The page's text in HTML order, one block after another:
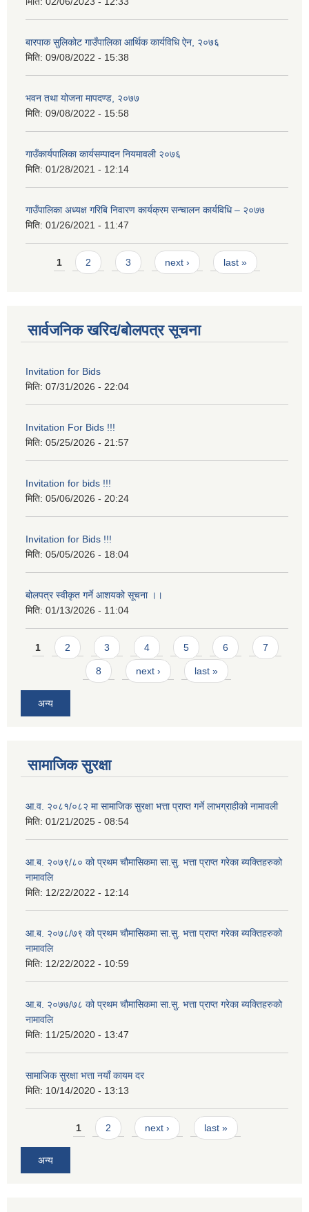
बारपाक सुलिकोट गाउँपालिका आर्थिक कार्यविधि ऐन, २०७६
मिति: 09/08/2022 - 15:38
भवन तथा योजना मापदण्ड, २०७७
मिति: 09/08/2022 - 15:58
गाउँकार्यपालिका कार्यसम्पादन नियमावली २०७६
मिति: 01/28/2021 - 12:14
गाउँपालिका अध्यक्ष गरिबि निवारण कार्यक्रम सन्चालन कार्यविधि – २०७७
मिति: 01/26/2021 - 11:47
Pages
1 2 3 next › last »
सार्वजनिक खरिद/बोलपत्र सूचना
Invitation for Bids
मिति: 07/31/2026 - 22:04
Invitation For Bids !!!
मिति: 05/25/2026 - 21:57
Invitation for bids !!!
मिति: 05/06/2026 - 20:24
Invitation for Bids !!!
मिति: 05/05/2026 - 18:04
बोलपत्र स्वीकृत गर्ने आशयको सूचना ।।
मिति: 01/13/2026 - 11:04
Pages
1 2 3 4 5 6 7
8 next › last »
अन्य
सामाजिक सुरक्षा
आ.व. २०८१/०८२ मा सामाजिक सुरक्षा भत्ता प्राप्त गर्ने लाभग्राहीको नामावली
मिति: 01/21/2025 - 08:54
आ.ब. २०७९/८० को प्रथम चौमासिकमा सा.सु. भत्ता प्राप्त गरेका ब्यक्तिहरुको
नामावलि
मिति: 12/22/2022 - 12:14
आ.ब. २०७८/७९ को प्रथम चौमासिकमा सा.सु. भत्ता प्राप्त गरेका ब्यक्तिहरुको
नामावलि
मिति: 12/22/2022 - 10:59
आ.ब. २०७७/७८ को प्रथम चौमासिकमा सा.सु. भत्ता प्राप्त गरेका ब्यक्तिहरुको
नामावलि
मिति: 11/25/2020 - 13:47
सामाजिक सुरक्षा भत्ता नयाँ कायम दर
मिति: 10/14/2020 - 13:13
Pages1 2 next › last »
अन्य